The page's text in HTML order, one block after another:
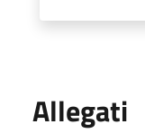
Allegati